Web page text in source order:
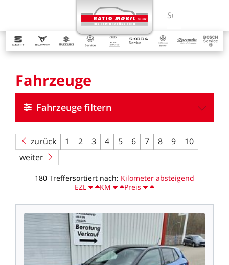
Suchbegriff
Fahrzeuge
Fahrzeuge filtern
zurück 1 2 3 4 5 6 7 8 9
10
weiter
180 Treffersortiert nach: Kilometer absteigend
EZL
KM Preis